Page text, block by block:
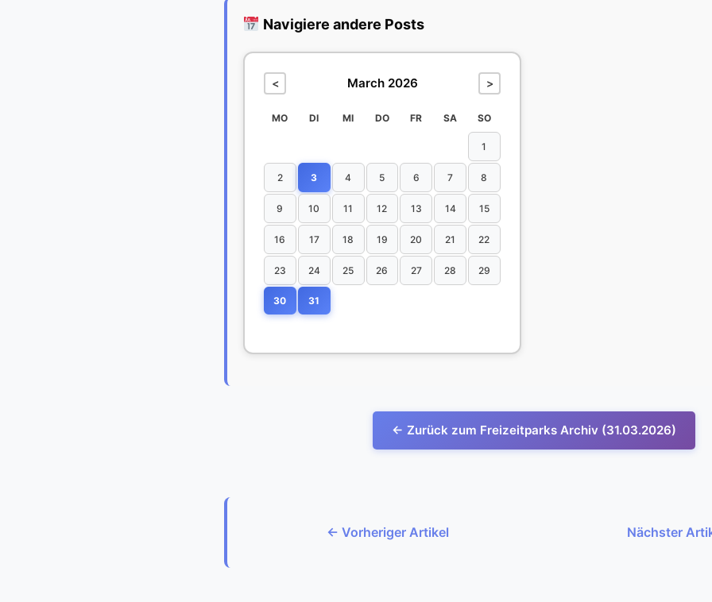
Navigiere andere Posts
< March 2026 >
MO DI MI DO FR SA SO
1
2 3 4 5 6 7 8
9 10 11 12 13 14 15
16 17 18 19 20 21 22
23 24 25 26 27 28 29
30 31
← Zurück zum Freizeitparks Archiv (31.03.2026)
← Vorheriger Artikel Nächster